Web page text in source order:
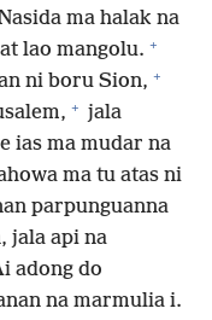
ma halak na
lao mangolu. +
ni boru Sion, +
+ jala
ias ma mudar na
ma tu atas ni
parpunguanna
jala api na
adong do
na marmulia i.